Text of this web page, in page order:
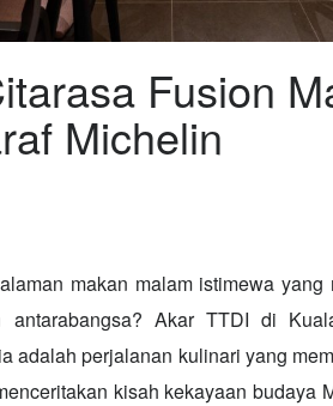
Fusion
Michelin
makan malam istimewa
antarabangsa? Akar TTDI di
adalah perjalanan kulinari yang
kisah kekayaan budaya